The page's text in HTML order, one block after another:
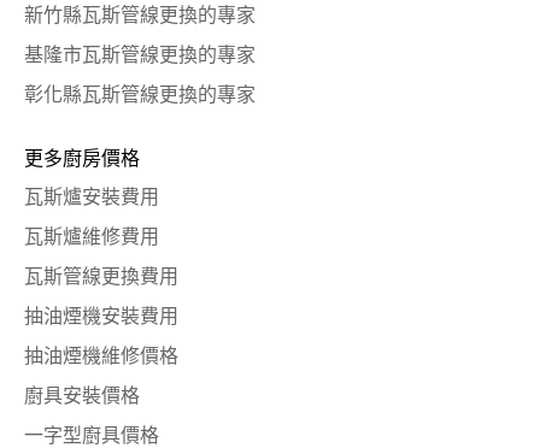
新竹縣瓦斯管線更換的專家
基隆市瓦斯管線更換的專家
彰化縣瓦斯管線更換的專家
更多廚房價格
瓦斯爐安裝費用
瓦斯爐維修費用
瓦斯管線更換費用
抽油煙機安裝費用
抽油煙機維修價格
廚具安裝價格
一字型廚具價格